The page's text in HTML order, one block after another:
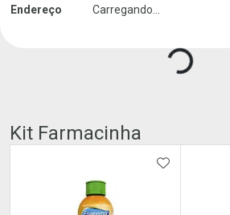
Endereço Carregando...
Kit Farmacinha